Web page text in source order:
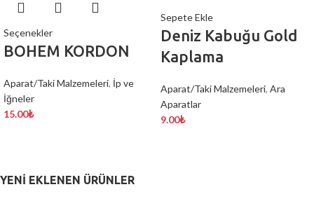
Seçenekler
BOHEM KORDON
Aparat/Taki Malzemeleri, İp ve
İğneler
15.00₺
Sepete Ekle
Deniz Kabuğu Gold
Kaplama
Aparat/Taki Malzemeleri, Ara
Aparatlar
9.00₺
YENI EKLENEN ÜRÜNLER